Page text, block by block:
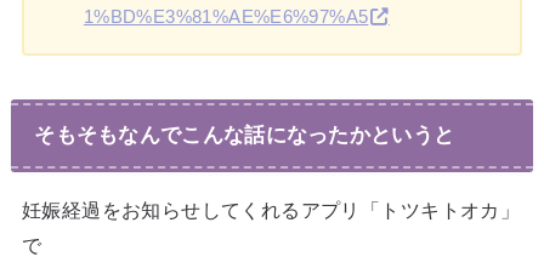
1%BD%E3%81%AE%E6%97%A5
そもそもなんでこんな話になったかというと
妊娠経過をお知らせしてくれるアプリ「トツキトオカ」
で